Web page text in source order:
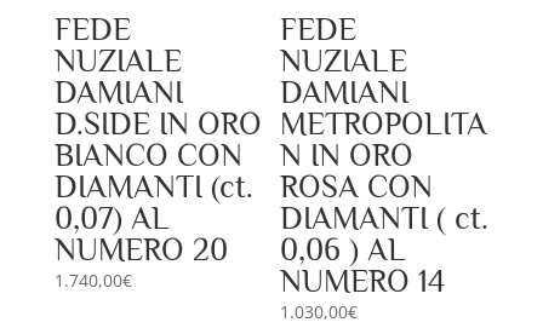
FEDE
NUZIALE
DAMIANI
D.SIDE IN ORO
BIANCO CON
DIAMANTI (ct.
0,07) AL
NUMERO 20
1.740,00€
FEDE
NUZIALE
DAMIANI
METROPOLITA
N IN ORO
ROSA CON
DIAMANTI ( ct.
0,06 ) AL
NUMERO 14
1.030,00€